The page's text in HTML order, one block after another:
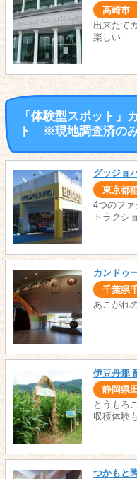
高崎市
出来たて
楽しい
「体験型スポット」
ト ※現地調査済の
グッジョ
東京都
4つのフ
トラクシ
カンドゥ
千葉県
あこがれ
伊豆丹那
静岡県
とうもろ
収穫体験
つかもと